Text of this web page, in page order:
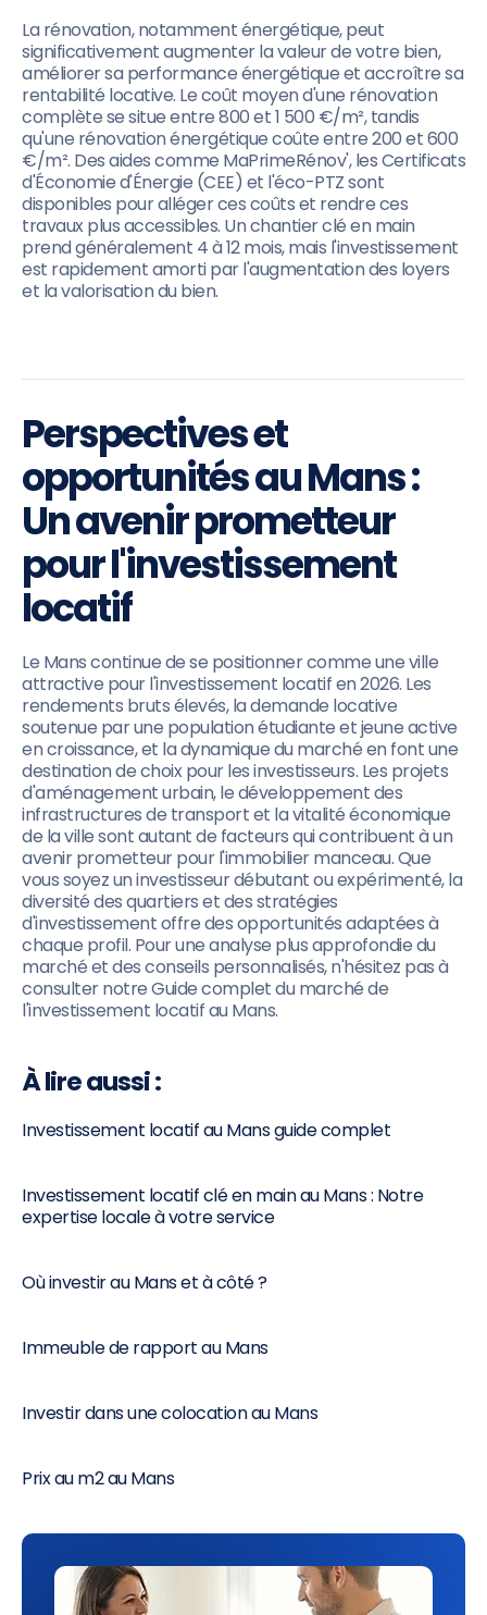
La rénovation, notamment énergétique, peut
significativement augmenter la valeur de votre bien,
améliorer sa performance énergétique et accroître sa
rentabilité locative. Le coût moyen d'une rénovation
complète se situe entre 800 et 1 500 €/m², tandis
qu'une rénovation énergétique coûte entre 200 et 600
€/m². Des aides comme MaPrimeRénov', les Certificats
d'Économie d'Énergie (CEE) et l'éco-PTZ sont
disponibles pour alléger ces coûts et rendre ces
travaux plus accessibles. Un chantier clé en main
prend généralement 4 à 12 mois, mais l'investissement
est rapidement amorti par l'augmentation des loyers
et la valorisation du bien.
Perspectives et
opportunités au Mans :
Un avenir prometteur
pour l'investissement
locatif
Le Mans continue de se positionner comme une ville
attractive pour l'investissement locatif en 2026. Les
rendements bruts élevés, la demande locative
soutenue par une population étudiante et jeune active
en croissance, et la dynamique du marché en font une
destination de choix pour les investisseurs. Les projets
d'aménagement urbain, le développement des
infrastructures de transport et la vitalité économique
de la ville sont autant de facteurs qui contribuent à un
avenir prometteur pour l'immobilier manceau. Que
vous soyez un investisseur débutant ou expérimenté, la
diversité des quartiers et des stratégies
d'investissement offre des opportunités adaptées à
chaque profil. Pour une analyse plus approfondie du
marché et des conseils personnalisés, n'hésitez pas à
consulter notre Guide complet du marché de
l'investissement locatif au Mans.
À lire aussi :
Investissement locatif au Mans guide complet
Investissement locatif clé en main au Mans : Notre
expertise locale à votre service
Où investir au Mans et à côté ?
Immeuble de rapport au Mans
Investir dans une colocation au Mans
Prix au m2 au Mans